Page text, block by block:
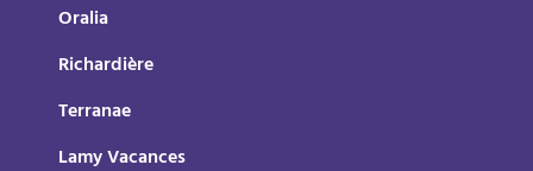
Oralia
Richardière
Terranae
Lamy Vacances